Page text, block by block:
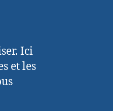
Ici
et les